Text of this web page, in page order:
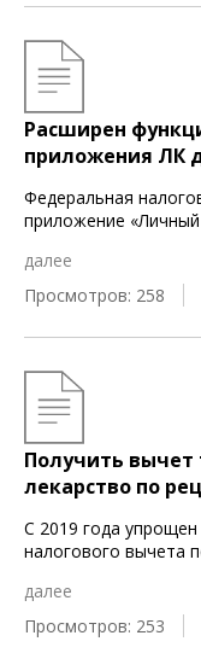
Расширен
приложения ЛК
Федеральная
приложение
далее
Просмотров: 258
Получить
лекарство по
С 2019 года
налогового вычета
далее
Просмотров: 253